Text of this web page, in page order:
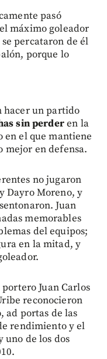
pasó
máximo goleador
percataron de él
porque lo
hacer un partido
sin perderen la
en el que mantiene
mejor en defensa.
no jugaron
Dayro Moreno, y
Juan
memorables
del equipos;
en la mitad, y
Juan Carlos
reconocieron
ad portas de las
rendimiento y el
uno de los dos